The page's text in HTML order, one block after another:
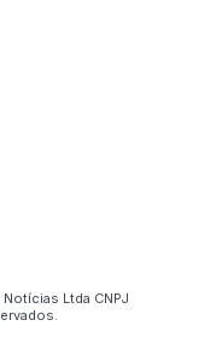
Ltda CNPJ